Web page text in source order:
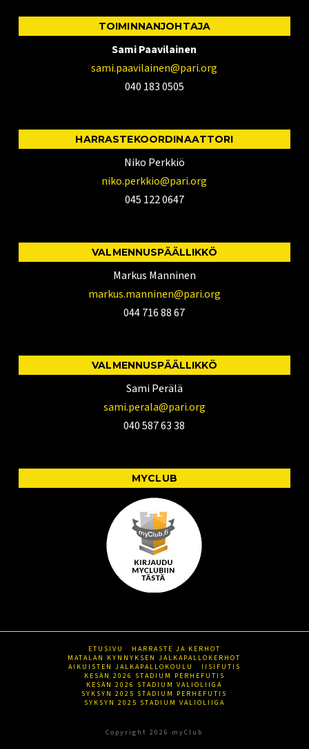
TOIMINNANJOHTAJA
Sami Paavilainen
sami.paavilainen@pari.org
040 183 0505
HARRASTEKOORDINAATTORI
Niko Perkkiö
niko.perkkio@pari.org
045 122 0647
VALMENNUSPÄÄLLIKKÖ
Markus Manninen
markus.manninen@pari.org
044 716 88 67
VALMENNUSPÄÄLLIKKÖ
Sami Perälä
sami.perala@pari.org
040 587 63 38
MYCLUB
ETUSIVU
HARRASTE JA KERHOT
MATALAN KYNNYKSEN JALKAPALLOKERHOT
AIKUISTEN JALKAPALLOKOULU
IISIFUTIS
KESÄN 2026 STADIUM PERHEFUTIS
KESÄN 2026 STADIUM VALIOLIIGA
SYKSYN 2025 STADIUM PERHEFUTIS
SYKSYN 2025 STADIUM VALIOLIIGA
Copyright 2026 myClub